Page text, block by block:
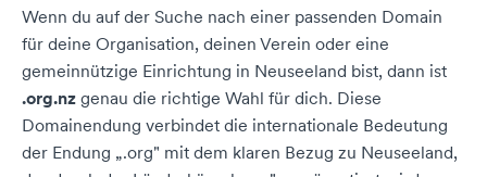
Wenn du auf der Suche nach einer passenden Domain
für deine Organisation, deinen Verein oder eine
gemeinnützige Einrichtung in Neuseeland bist, dann ist
.org.nz genau die richtige Wahl für dich. Diese
Domainendung verbindet die internationale Bedeutung
der Endung „.org" mit dem klaren Bezug zu Neuseeland,